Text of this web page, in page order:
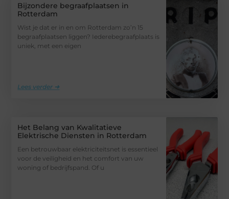
Bijzondere begraafplaatsen in
Rotterdam
Wist je dat er in en om Rotterdam zo’n 15
begraafplaatsen liggen? Iederebegraafplaats is
uniek, met een eigen
Lees verder ➜
Het Belang van Kwalitatieve
Elektrische Diensten in Rotterdam
Een betrouwbaar elektriciteitsnet is essentieel
voor de veiligheid en het comfort van uw
woning of bedrijfspand. Of u